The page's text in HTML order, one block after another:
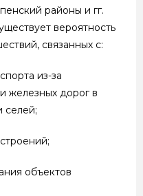
районы и гг.
вероятность
связанных с:
из-за
железных дорог в
селей;
объектов